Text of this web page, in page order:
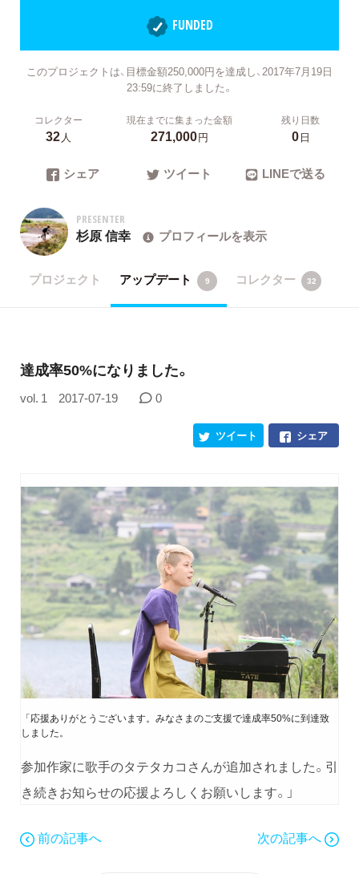
FUNDED
このプロジェクトは、目標金額250,000円を達成し、2017年7月19日
23:59に終了しました。
コレクター
32人
現在までに集まった金額
271,000円
残り日数
0日
シェア ツイート LINEで送る
PRESENTER
杉原 信幸 プロフィールを表示
プロジェクト アップデート 9 コレクター 32
達成率50%になりました。
vol. 1 2017-07-19 0
シェア
ツイート
「応援ありがとうございます。みなさまのご支援で達成率50%に到達致
しました。
参加作家に歌手のタテタカコさんが追加されました。引
き続きお知らせの応援よろしくお願いします。」
前の記事へ 次の記事へ